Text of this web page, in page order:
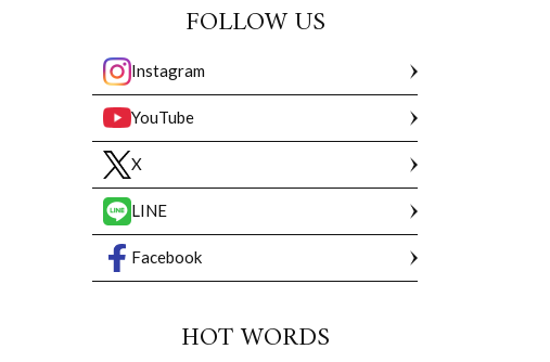
FOLLOW US
Instagram
YouTube
X
LINE
Facebook
HOT WORDS